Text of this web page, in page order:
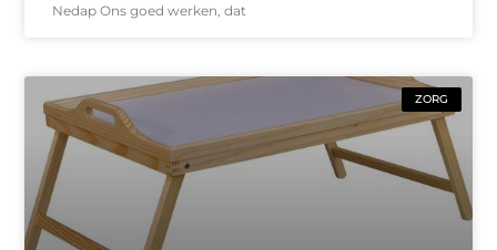
Nedap Ons goed werken, dat
ZORG